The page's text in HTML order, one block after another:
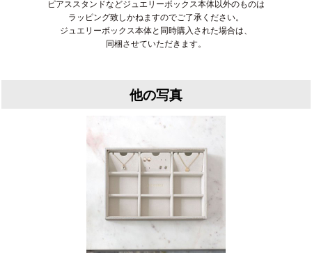
ピアススタンドなどジュエリーボックス本体以外のものは
ラッピング致しかねますのでご了承ください。
ジュエリーボックス本体と同時購入された場合は、
同梱させていただきます。
他の写真